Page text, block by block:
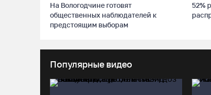
На Вологодчине готовят
общественных наблюдателей к
предстоящим выборам
52%
Популярные видео